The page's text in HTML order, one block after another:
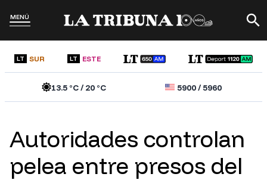
MENÚ
LT SUR LT ESTE
13.5 °C /20 °C 5900/5960
Autoridades controlan
pelea entre presos del